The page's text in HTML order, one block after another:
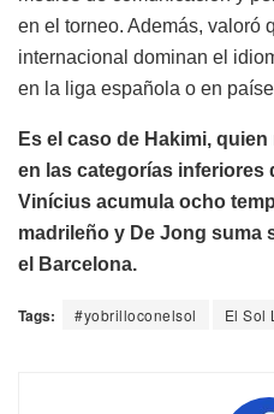
en el torneo. Además, valoró
internacional dominan el
en la liga española o en
Es el caso de Hakimi,
en las categorías inferiores
Vinícius acumula ocho
madrileño y De Jong suma
el Barcelona.
Tags: #yobrilloconelsol El Sol